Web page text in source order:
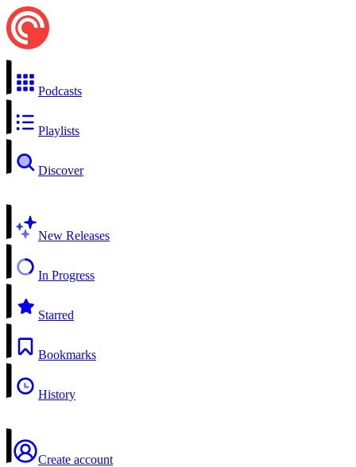
Podcasts
Playlists
Discover
New Releases
In Progress
Starred
Bookmarks
History
Create account